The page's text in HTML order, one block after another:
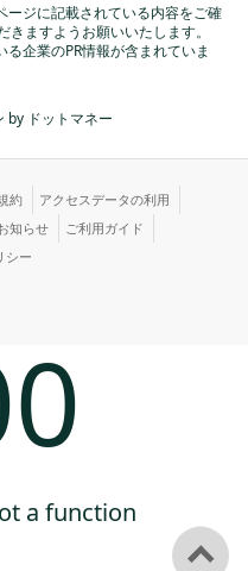
ジに記載されている内容をご確
ますようお願いいたします。
企業のPR情報が含まれていま
by ドットマネー
約
アクセスデータの利用
知らせ
ご利用ガイド
シー
a function